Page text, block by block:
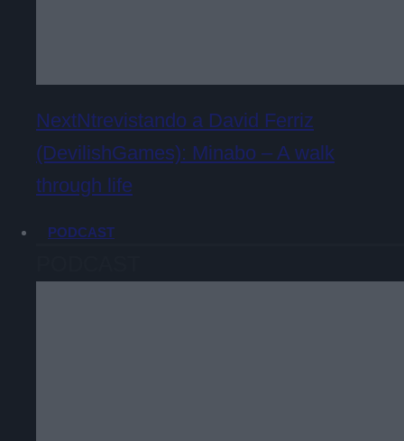
NextNtrevistando a David Ferriz
(DevilishGames): Minabo – A walk
through life
PODCAST